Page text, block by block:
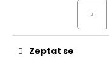
Zeptat se